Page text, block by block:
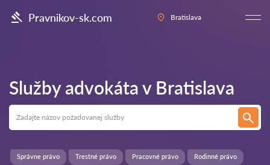
Pravnikov-sk.com Bratislava
Služby advokáta v Bratislava
Rodinné právo
Správne právo Trestné právo Pracovné právo